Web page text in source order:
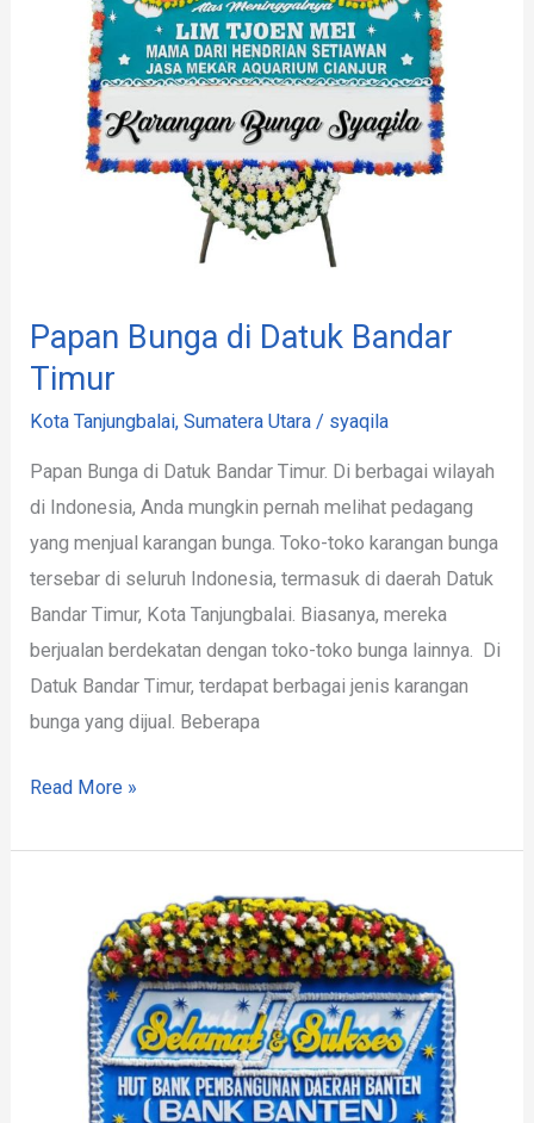
Papan Bunga di Datuk Bandar
Timur
Kota Tanjungbalai,Sumatera Utara / syaqila
Papan Bunga di Datuk Bandar Timur. Di berbagai wilayah
di Indonesia, Anda mungkin pernah melihat pedagang
yang menjual karangan bunga. Toko-toko karangan bunga
tersebar di seluruh Indonesia, termasuk di daerah Datuk
Bandar Timur, Kota Tanjungbalai. Biasanya, mereka
berjualan berdekatan dengan toko-toko bunga lainnya. Di
Datuk Bandar Timur, terdapat berbagai jenis karangan
bunga yang dijual. Beberapa
Read More »